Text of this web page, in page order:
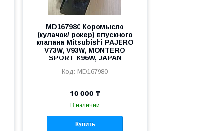
MD167980 Коромысло
(кулачок/ рокер) впускного
клапана Mitsubishi PAJERO
V73W, V93W, MONTERO
SPORT K96W, JAPAN
MD167980
10 000 ₸
В наличии
Купить